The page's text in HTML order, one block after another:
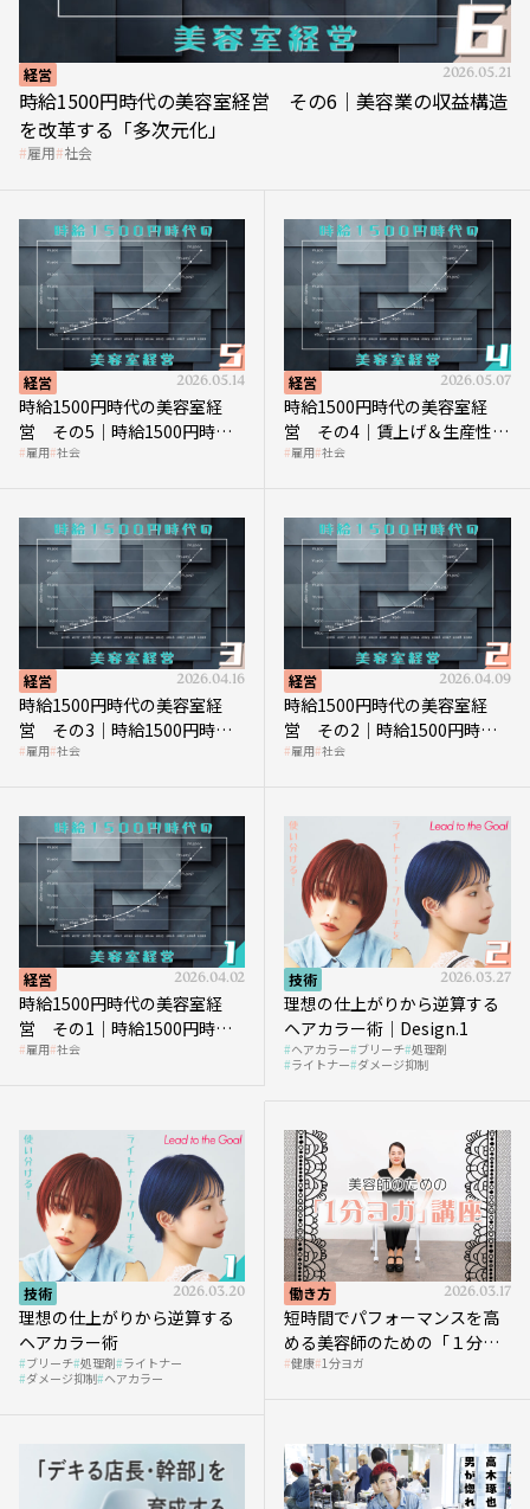
経営 2026.05.21
時給1500円時代の美容室経営 その6｜美容業の収益構造
を改革する「多次元化」
雇用 社会
経営 2026.05.14
時給1500円時代の美容室経
営 その5｜時給1500円時代
の到来は美容業の収益構造を
雇用 社会
経営 2026.05.07
時給1500円時代の美容室経
営 その4｜賃上げ＆生産性向
上につなげる賢い助成金活用
雇用 社会
経営 2026.04.16
時給1500円時代の美容室経
営 その3｜時給1500円時
代、美容業はどのような影響
雇用 社会
経営 2026.04.09
時給1500円時代の美容室経
営 その2｜時給1500円時代
に支払う給与はいくらなのか
雇用 社会
経営 2026.04.02
時給1500円時代の美容室経
営 その1｜時給1500円時代
へ向かう社会的背景
雇用 社会
技術 2026.03.27
理想の仕上がりから逆算する
ヘアカラー術｜Design.1
ヘアカラー ブリーチ 処理剤
ライトナー ダメージ抑制
技術 2026.03.20
理想の仕上がりから逆算する
ヘアカラー術
ブリーチ 処理剤 ライトナー
ダメージ抑制 ヘアカラー
働き方 2026.03.17
短時間でパフォーマンスを高
める美容師のための「１分ヨ
ガ」講座｜実践編
健康 1分ヨガ